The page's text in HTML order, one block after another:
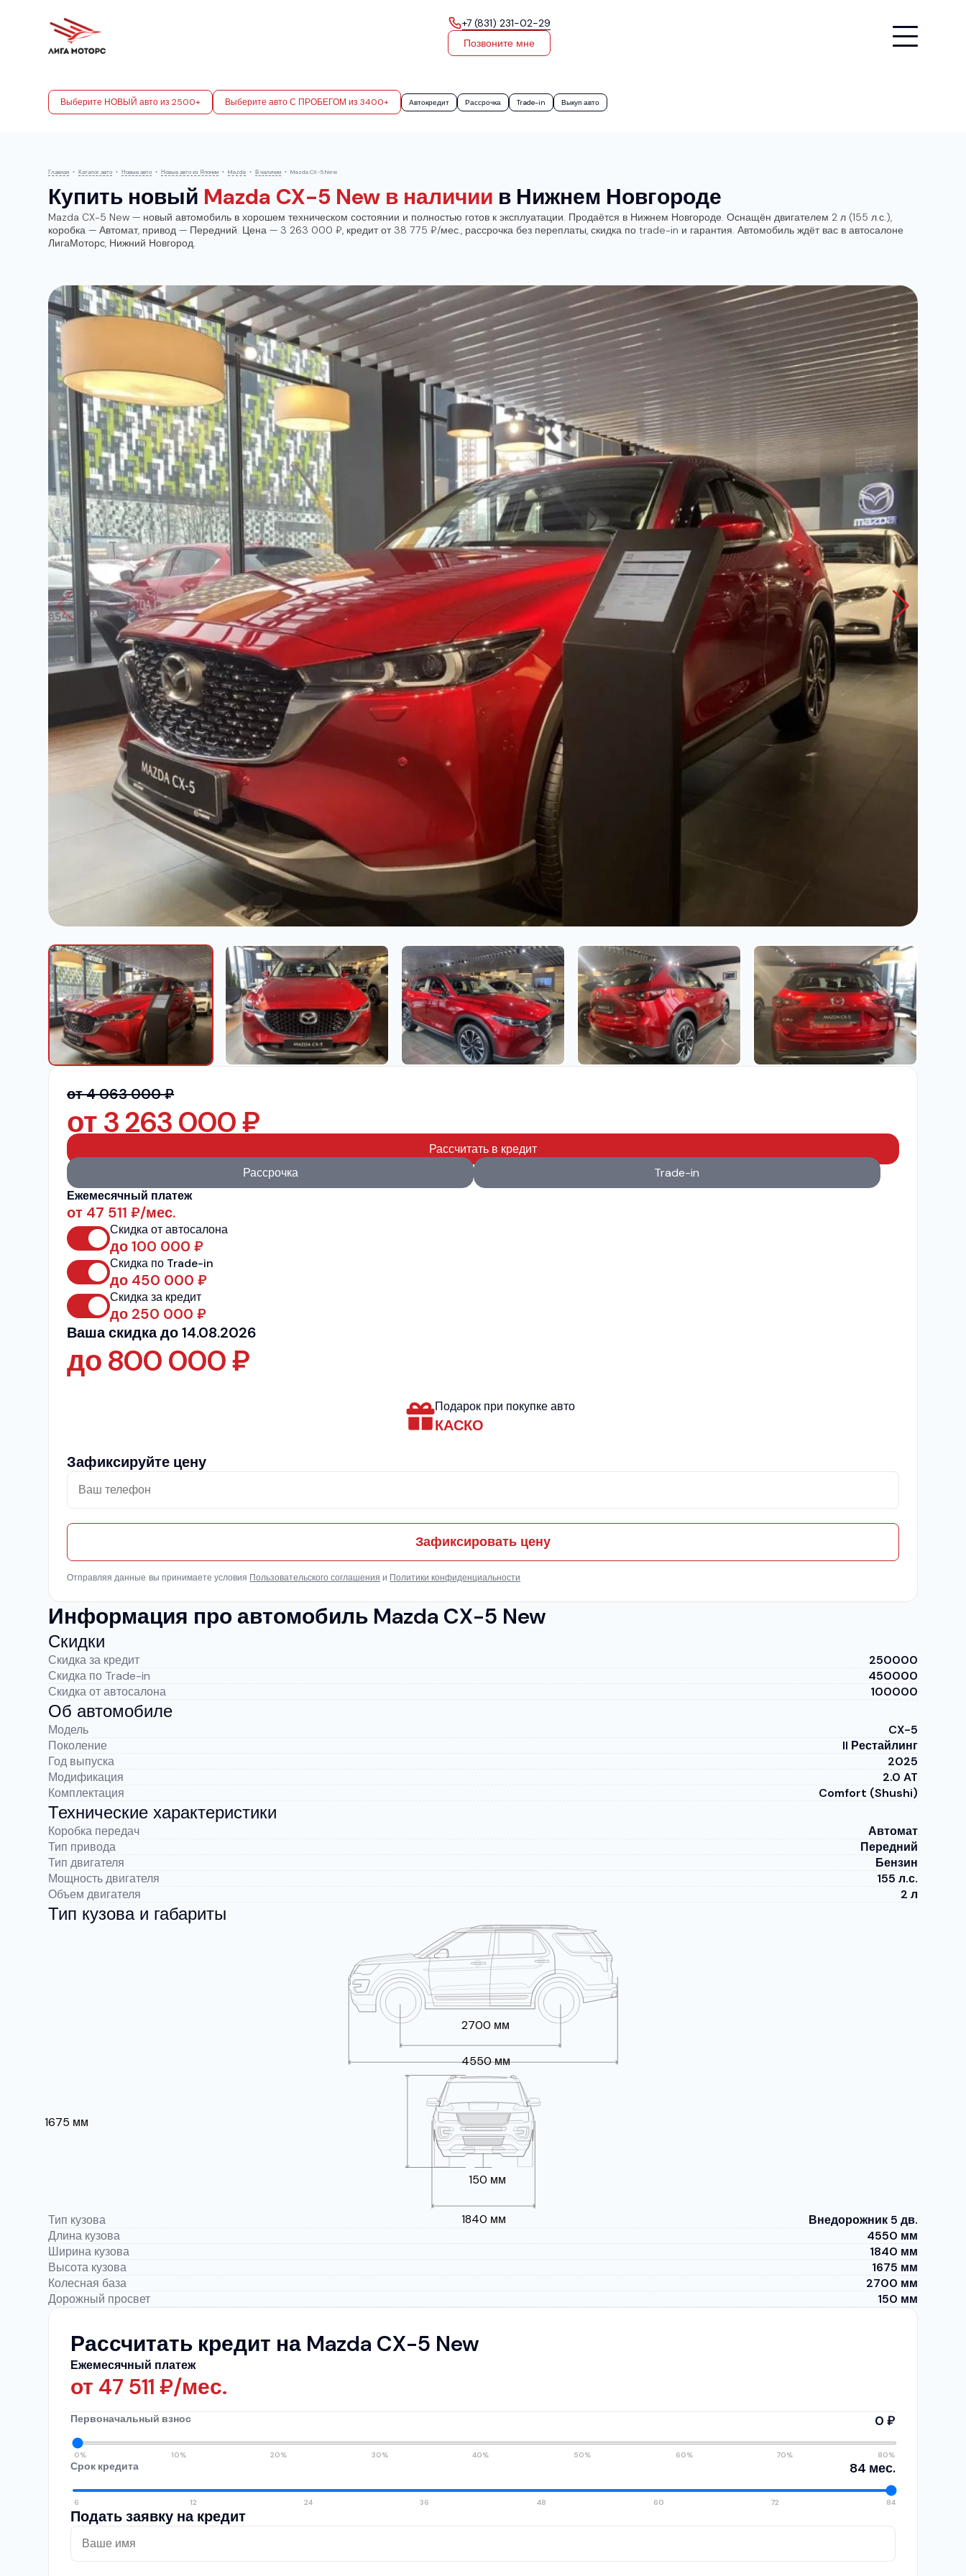
+7 (831) 231-02-29
Позвоните мне
Выберите НОВЫЙ авто из 2500+ Выберите авто С ПРОБЕГОМ из 3400+ Автокредит Рассрочка Trade-in Выкуп авто
Главная • Каталог авто • Новые авто • Новые авто из Японии • Mazda • В наличии • Mazda CX-5 New
Купить новый Mazda CX-5 New в наличии в Нижнем Новгороде
Mazda CX-5 New — новый автомобиль в хорошем техническом состоянии и полностью готов к эксплуатации. Продаётся в Нижнем Новгороде. Оснащён двигателем 2 л (155 л.с.),
коробка — Автомат, привод — Передний. Цена — 3 263 000 ₽, кредит от 38 775 ₽/мес., рассрочка без переплаты, скидка по trade-in и гарантия. Автомобиль ждёт вас в автосалоне
ЛигаМоторс, Нижний Новгород.
Рассчитать кредит на Mazda CX-5 New
Ежемесячный платеж
от 47 511 ₽/мес.
Первоначальный взнос 0 ₽
0% 10% 20% 30% 40% 50% 60% 70% 80%
Срок кредита 84 мес.
6 12 24 36 48 60 72 84
Подать заявку на кредит
Информация про автомобиль Mazda CX-5 New
Скидки
Скидка за кредит
250000
Скидка по Trade-in
450000
Скидка от автосалона
100000
Об автомобиле
Модель
CX-5
Поколение
II Рестайлинг
Год выпуска
2025
Модификация
2.0 AT
Комплектация
Comfort (Shushi)
Технические характеристики
Коробка передач
Автомат
Тип привода
Передний
Тип двигателя
Бензин
Мощность двигателя
155 л.с.
Объем двигателя
2 л
Тип кузова и габариты
4550 мм
2700 мм
1840 мм
1675 мм
150 мм
Тип кузова
Внедорожник 5 дв.
Длина кузова
4550 мм
Ширина кузова
1840 мм
Высота кузова
1675 мм
Колесная база
2700 мм
Дорожный просвет
150 мм
от 4 063 000 ₽
от3 263 000₽
Рассчитать в кредит
Рассрочка
Trade-in
Ежемесячный платеж
от 47 511 ₽/мес.
Скидка от автосалона
до100 000 ₽
Скидка по Trade-in
до 450 000 ₽
Скидка за кредит
до 250 000 ₽
Ваша скидка до 14.08.2026
до800 000₽
Подарок при покупке авто
КАСКО
Зафиксируйте цену
Зафиксировать цену
Отправляя данные, вы принимаете условия Пользовательского соглашения и Политики конфиденциальности